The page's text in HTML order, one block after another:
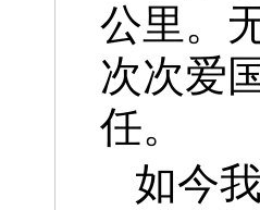
公里。
次次爱
任。
如今